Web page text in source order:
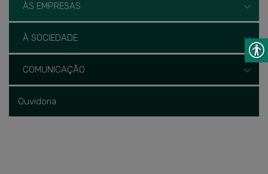
ÀS EMPRESAS
À SOCIEDADE
COMUNICAÇÃO
Ouvidoria